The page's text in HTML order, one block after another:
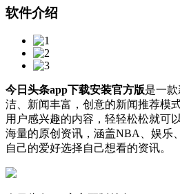
软件介绍
今日头条app下载安装官方版是一
洁、新闻丰富，创意的新闻推荐模
用户感兴趣的内容，轻轻松松就可
海量的原创资讯，涵盖NBA、娱乐
自己的爱好选择自己想看的资讯。